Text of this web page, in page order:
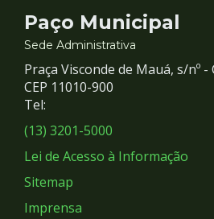
Contato
e
Redes
Sociais
Paço Municipal
Sede Administrativa
Praça Visconde de Mauá, s/nº
CEP 11010-900
Tel:
(13) 3201-5000
Lei de Acesso à Informação
Sitemap
Imprensa